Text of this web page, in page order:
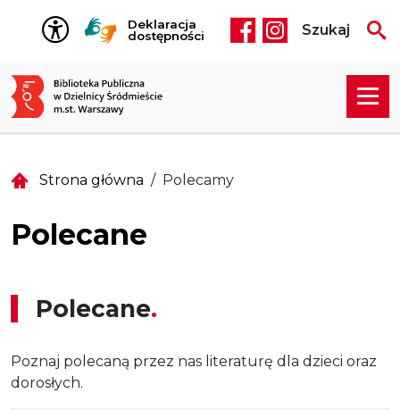
Przejdź do treści
Deklaracja
dostępności
Social media
Szukaj
Strona główna Polecamy
Polecane
Polecane
Poznaj polecaną przez nas literaturę dla dzieci oraz
dorosłych.